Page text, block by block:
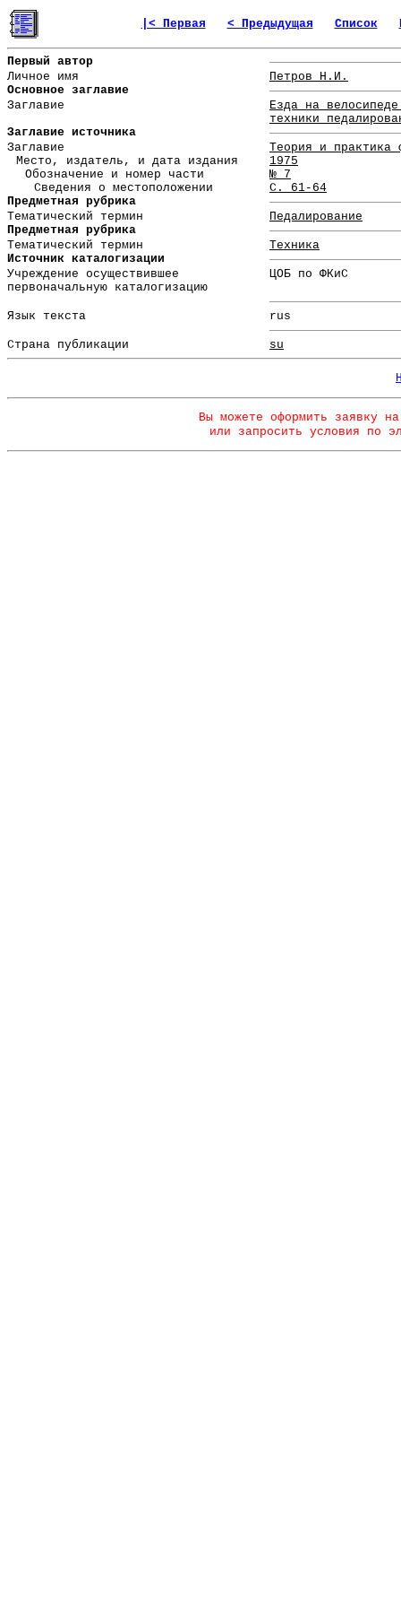
|< Первая < Предыдущая Список
Первый автор
Личное имя
Петров Н.И.
Основное заглавие
Заглавие
Езда на
техники
Заглавие источника
Заглавие
Теория и практика
Место, издатель, и дата издания
1975
Обозначение и номер части
№ 7
Сведения о местоположении
С. 61-64
Предметная рубрика
Тематический термин
Педалирование
Предметная рубрика
Тематический термин
Техника
Источник каталогизации
Учреждение осуществившее
первоначальную каталогизацию
ЦОБ по ФКиС
Язык текста rus
Страна публикации su
Вы можете оформить заявку
или запросить условия по